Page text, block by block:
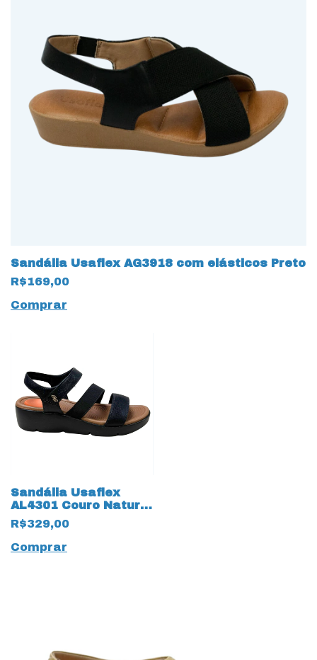
Sandália Usaflex AG3918 com elásticos Preto
R$169,00
Comprar
Sandália Usaflex
AL4301 Couro Natural
Preto
R$329,00
Comprar